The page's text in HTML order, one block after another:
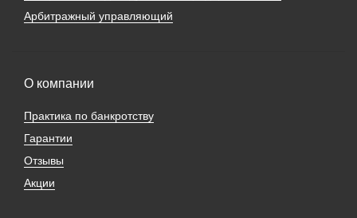
Арбитражный управляющий
О компании
Практика по банкротству
Гарантии
Отзывы
Акции